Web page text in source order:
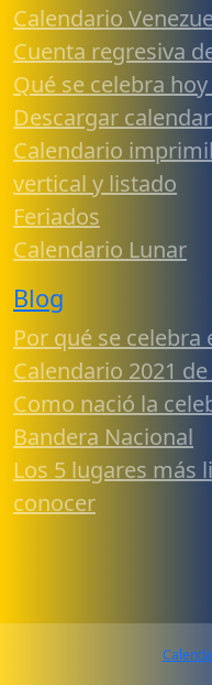
Calendario
Cuenta regresiva
Qué se celebra
Descargar
Calendario
vertical y listado
Feriados
Calendario Lunar
Blog
Por qué se
Calendario 2021
Como nació la
Bandera Nacional
Los 5 lugares más
conocer